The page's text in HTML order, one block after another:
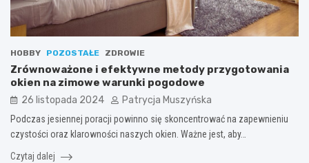
HOBBY POZOSTAŁE ZDROWIE
Zrównoważone i efektywne metody przygotowania
okien na zimowe warunki pogodowe
26 listopada 2024 Patrycja Muszyńska
Podczas jesiennej poracji powinno się skoncentrować na zapewnieniu
czystości oraz klarowności naszych okien. Ważne jest, aby…
Czytaj dalej